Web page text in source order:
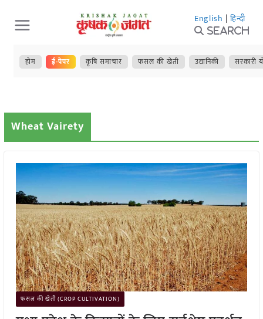
Skip
to
content
English | हिन्दी
Search
होम ई-पेपर कृषि समाचार फसल की खेती उद्यानिकी सरकारी
Wheat Vairety
फसल की खेती (CROP CULTIVATION)